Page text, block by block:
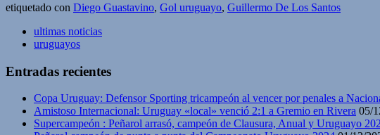
etiquetado con Diego Guastavino, Gol uruguayo, Guillermo De Los Santos
ultimas noticias
uruguayos
Entradas recientes
Copa Uruguay: Defensor Sporting tricampeón al vencer por penales a
Amistoso Internacional: Uruguay «local» venció 2:1 a Gremio en Rivera 05/
Supercampeón : Peñarol arrasó, campeón de Clausura, Anual y Uruguayo